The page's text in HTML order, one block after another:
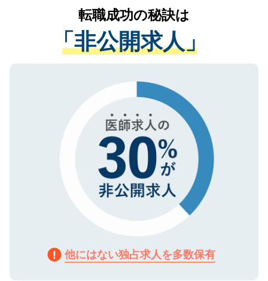
は、個人情報の取り扱いについての厳密な
管理基準を満たした事業者のみに付与され
る、プライバシーマークを取得済みです。
ご登録いただいた個人情報は、SSL（デー
で、機密保持に関してもご安心ください。
かがいして、現在の医療機関の状況や紹介
経験をまじえながら、適切なアドバイスを
させていただきます。すぐにご転職をされ
ない方には、長期的なサポートが可能です
ので、まずはご登録ください。
転職成功の秘訣は
「非公開求人」
他にはない独占求人を多数保有